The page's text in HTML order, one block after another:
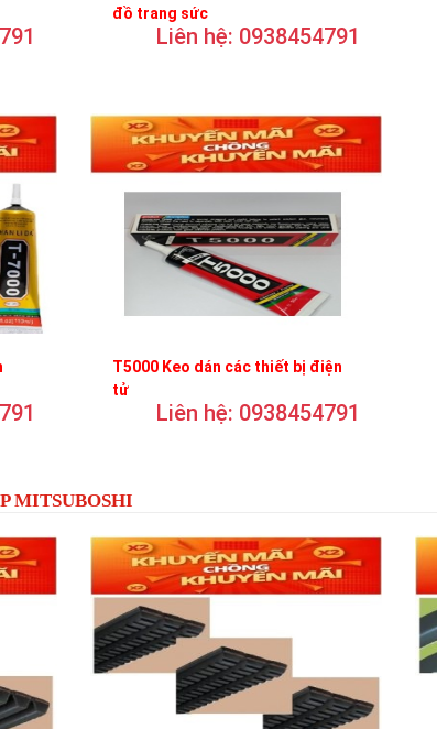
đồ trang sức
Liên hệ: 0938454791
T5000 Keo dán các thiết bị điện
tử
Liên hệ: 0938454791
MITSUBOSHI